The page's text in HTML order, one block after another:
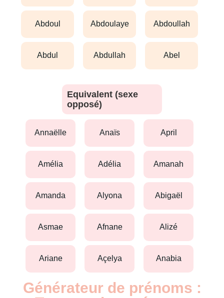
abdoul abdoulaye abdoullah
abdul abdullah abel
Equivalent (sexe
opposé)
annaëlle anaïs april
amélia adélia amanah
amanda alyona abigaël
asmae afnane alizé
ariane açelya anabia
Générateur de prénoms :